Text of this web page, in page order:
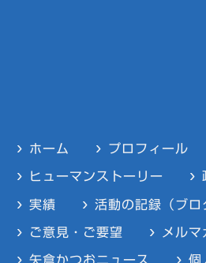
ホーム プロフィール
ヒューマンストーリー
実績 活動の記録（ブロ
ご意見・ご要望 メルマ
矢倉かつおニュース 個